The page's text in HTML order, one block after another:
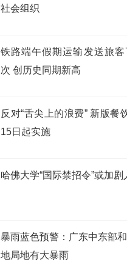
社会组织
铁路端午假期运输发送旅客
次 创历史同期新高
反对“舌尖上的浪费” 新版餐
15日起实施
哈佛大学“国际禁招令”或加剧
暴雨蓝色预警：广东中东部
地局地有大暴雨